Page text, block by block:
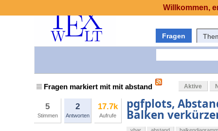
Fragen
Fragen markiert mit mit abstand Aktive
5
Stimmen
2
Antworten
17.7k
Aufrufe
pgfplots,
Balken
Willkommen,